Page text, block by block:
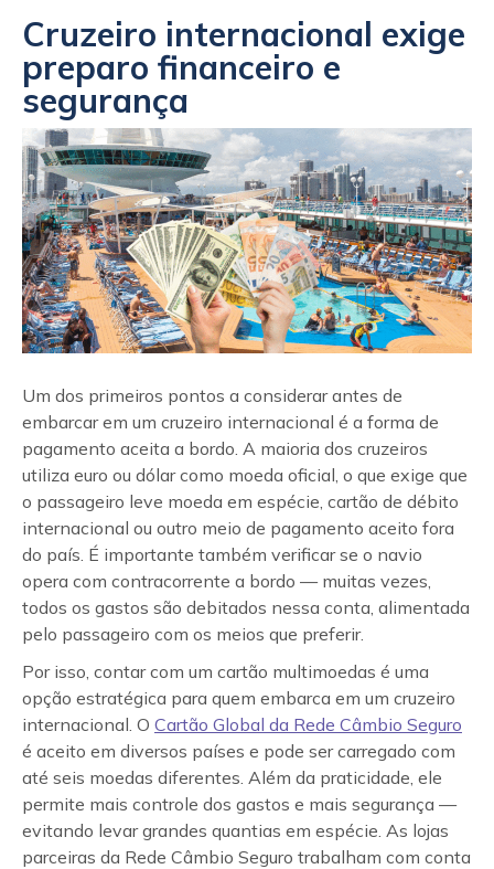
Cruzeiro internacional exige
preparo financeiro e
segurança
Um dos primeiros pontos a considerar antes de
embarcar em um cruzeiro internacional é a forma de
pagamento aceita a bordo. A maioria dos cruzeiros
utiliza euro ou dólar como moeda oficial, o que exige que
o passageiro leve moeda em espécie, cartão de débito
internacional ou outro meio de pagamento aceito fora
do país. É importante também verificar se o navio
opera com contracorrente a bordo — muitas vezes,
todos os gastos são debitados nessa conta, alimentada
pelo passageiro com os meios que preferir.
Por isso, contar com um cartão multimoedas é uma
opção estratégica para quem embarca em um cruzeiro
internacional. O Cartão Global da Rede Câmbio Seguro
é aceito em diversos países e pode ser carregado com
até seis moedas diferentes. Além da praticidade, ele
permite mais controle dos gastos e mais segurança —
evitando levar grandes quantias em espécie. As lojas
parceiras da Rede Câmbio Seguro trabalham com conta